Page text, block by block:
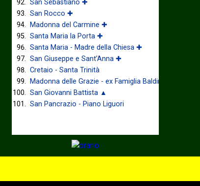
San Sebastiano ✚
San Rocco ✚
Madonna del Carmine ✚
Santa Maria la Porta ✚
Santa Maria - Madre della Chiesa ✚
San Giuseppe e Sant'Anna ✚
Cretaio - Santa Trinità
Madonna delle Grazie - ex Famiglia Baldino
San Giovanni Battista ▲
San Pancrazio - Piano Liguori